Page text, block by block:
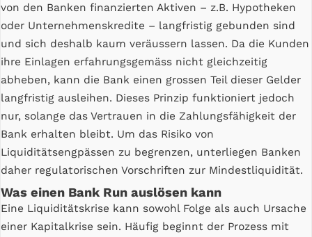
von den Banken finanzierten Aktiven – z.B. Hypotheken
oder Unternehmenskredite – langfristig gebunden sind
und sich deshalb kaum veräussern lassen. Da die Kunden
ihre Einlagen erfahrungsgemäss nicht gleichzeitig
abheben, kann die Bank einen grossen Teil dieser Gelder
langfristig ausleihen. Dieses Prinzip funktioniert jedoch
nur, solange das Vertrauen in die Zahlungsfähigkeit der
Bank erhalten bleibt. Um das Risiko von
Liquiditätsengpässen zu begrenzen, unterliegen Banken
daher regulatorischen Vorschriften zur Mindestliquidität.
Was einen Bank Run auslösen kann
Eine Liquiditätskrise kann sowohl Folge als auch Ursache
einer Kapitalkrise sein. Häufig beginnt der Prozess mit